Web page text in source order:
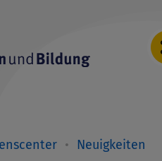
Neuigkeiten